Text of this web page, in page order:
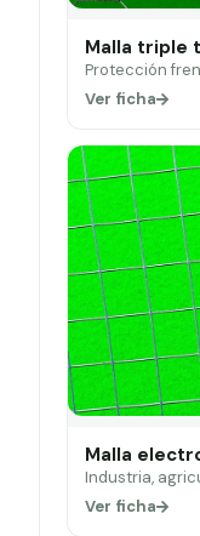
Malla triple
Protección
Ver ficha
Malla
Industria,
Ver ficha